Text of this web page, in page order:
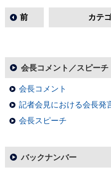
前 カテ
会長コメント／スピーチ
会長コメント
記者会見における会長発
会長スピーチ
バックナンバー